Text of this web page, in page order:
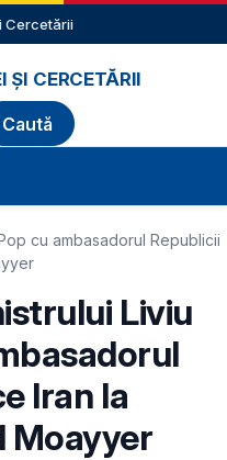
Cercetării
ȘI CERCETĂRII
cu ambasadorul Republicii
Liviu
Iran la
Moayyer